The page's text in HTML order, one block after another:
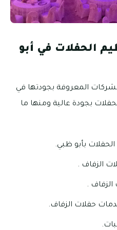
الحفلات في أبو
المعروفة بجودتها في
بجودة عالية ومنها ما
بأبو ظبي.
الزفاف .
.
حفلات الزفاف.